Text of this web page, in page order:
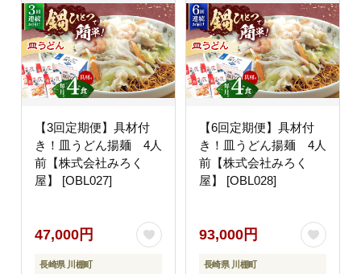
【3回定期便】具材付
き！皿うどん揚麺 4人
前【株式会社みろく
屋】 [OBL027]
47,000円
長崎県 川棚町
【6回定期便】具材付
き！皿うどん揚麺 4人
前【株式会社みろく
屋】 [OBL028]
93,000円
長崎県 川棚町